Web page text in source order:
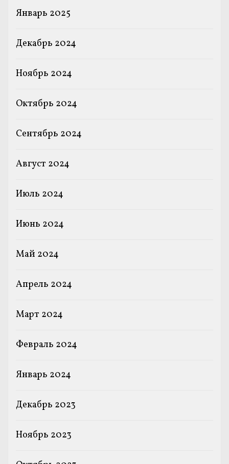
Январь 2025
Декабрь 2024
Ноябрь 2024
Октябрь 2024
Сентябрь 2024
Август 2024
Июль 2024
Июнь 2024
Май 2024
Апрель 2024
Март 2024
Февраль 2024
Январь 2024
Декабрь 2023
Ноябрь 2023